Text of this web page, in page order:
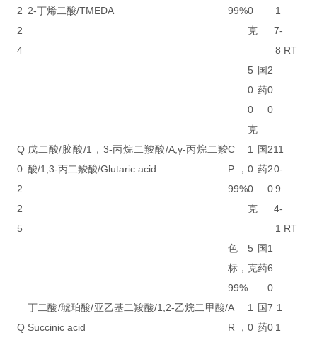
2
2
4
2-丁烯二酸/TMEDA
99%0
克
1
7-
8 RT
5
0
0
克
国
药
2
0
0
Q
0
2
2
5
戊二酸/胶酸/1，3-丙烷二羧酸/A,γ-丙烷二羧
酸/1,3-丙二羧酸/Glutaric acid
C
P，
99%
1
0
0
克
国
药
2
2
0
11
0-
9
4-
1 RT
色
标，
99%
5
克
国
药
1
6
0
Q
丁二酸/琥珀酸/亚乙基二羧酸/1,2-乙烷二甲酸/
Succinic acid
A
R，
1
0
国
药
7
0
1
1